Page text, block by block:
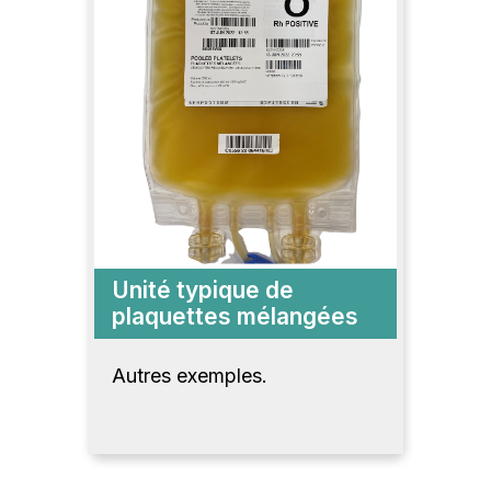
Unité typique de
plaquettes mélangées
Autres exemples.